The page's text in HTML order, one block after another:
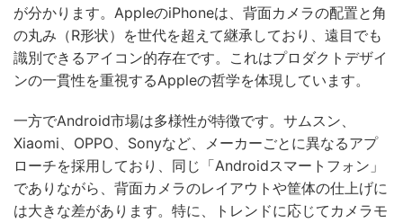
が分かります。AppleのiPhoneは、背面カメラの配置と角
の丸み（R形状）を世代を超えて継承しており、遠目でも
識別できるアイコン的存在です。これはプロダクトデザイ
ンの一貫性を重視するAppleの哲学を体現しています。
一方でAndroid市場は多様性が特徴です。サムスン、
Xiaomi、OPPO、Sonyなど、メーカーごとに異なるアプ
ローチを採用しており、同じ「Androidスマートフォン」
でありながら、背面カメラのレイアウトや筐体の仕上げに
は大きな差があります。特に、トレンドに応じてカメラモ